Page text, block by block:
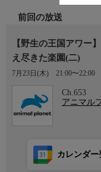
前回の放送
【野生の王国アワー
え尽きた楽園(二)
7月23日(木) 21:00〜22:00
Ch.653
アニマル
カレンダー